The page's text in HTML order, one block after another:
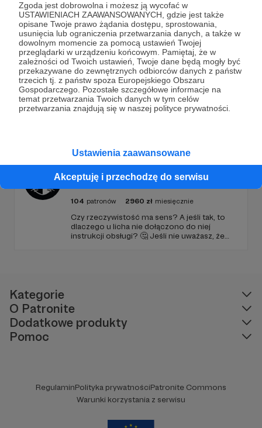
Zgoda jest dobrowolna i możesz ją wycofać w
USTAWIENIACH ZAAWANSOWANYCH, gdzie jest także
opisane Twoje prawo żądania dostępu, sprostowania,
usunięcia lub ograniczenia przetwarzania danych, a także w
dowolnym momencie za pomocą ustawień Twojej
przeglądarki w urządzeniu końcowym. Pamiętaj, że w
zależności od Twoich ustawień, Twoje dane będą mogły być
przekazywane do zewnętrznych odbiorców danych z państw
trzecich tj. z państw spoza Europejskiego Obszaru
Gospodarczego. Pozostałe szczegółowe informacje na
temat przetwarzania Twoich danych w tym celów
przetwarzania znajdują się w naszej polityce prywatności.
Ustawienia zaawansowane
Akceptuję i przechodzę do serwisu
Promowani autorzy
Paryżewo
127 patronów 4040 zł miesięcznie
PARYŻEWO to jednoosobowy projekt
prowadzony przez Gabrielę Lisowską. Piszę
publikuję treści na Instagramie.
Adamczyka
104 patronów 2960 zł miesięcznie
Czy rzeczywistość ma sens? A jeśli tak, to
dlaczego u licha nie dołączono do niej
instrukcji obsługi? 🤔 Jeśli nie uważasz, że
Kategorie
O Patronite
Dodatkowe produkty
Pomoc
RegulaminPolityka prywatnościPatronite Commons
Warunki korzystania z serwisu